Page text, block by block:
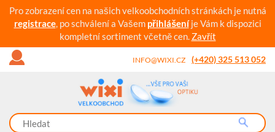
Pro zobrazení cen na našich velkoobchodních stránkách je nutná
registrace, po schválení a Vašem přihlášeníje Vám k dispozici
kompletní sortiment včetně cen. Zavřít
INFO@WIXI.CZ (+420) 325 513 052